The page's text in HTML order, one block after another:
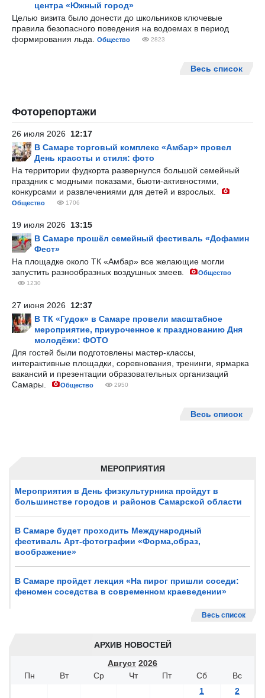
МЕРОПРИЯТИЯ
Мероприятия в День физкультурника пройдут в
большинстве городов и районов Самарской области
В Самаре будет проходить Международный
фестиваль Арт-фотографии «Форма,образ,
воображение»
В Самаре пройдет лекция «На пирог пришли соседи:
феномен соседства в современном краеведении»
Весь список
АРХИВ НОВОСТЕЙ
Август 2026
Пн
Вт Ср Чт Пт Сб
Вс
1
2
центра «Южный город»
Целью визита было донести до школьников ключевые
правила безопасного поведения на водоемах в период
формирования льда.
Общество 2823
Весь список
Фоторепортажи
26 июля 2026 12:17
В Самаре торговый комплекс «Амбар» провел
День красоты и стиля: фото
На территории фудкорта развернулся большой семейный
праздник с модными показами, бьюти-активностями,
конкурсами и развлечениями для детей и взрослых.
Общество 1706
19 июля 2026 13:15
В Самаре прошёл семейный фестиваль «Дофамин
Фест»
На площадке около ТК «Амбар» все желающие могли
запустить разнообразных воздушных змеев.
Общество
1230
27 июня 2026 12:37
В ТК «Гудок» в Самаре провели масштабное
мероприятие, приуроченное к празднованию Дня
молодёжи: ФОТО
Для гостей были подготовлены мастер-классы,
интерактивные площадки, соревнования, тренинги, ярмарка
вакансий и презентации образовательных организаций
Самары.
Общество 2950
Весь список